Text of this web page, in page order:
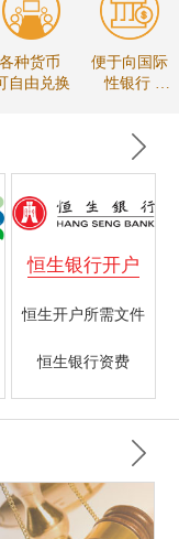
各种货币
自由兑换
便于向国际
性银行
恒生银行开户
恒生开户所需文件
恒生银行资费
恒生银行的开户条件
香港恒生银行与国内银行开户的区别